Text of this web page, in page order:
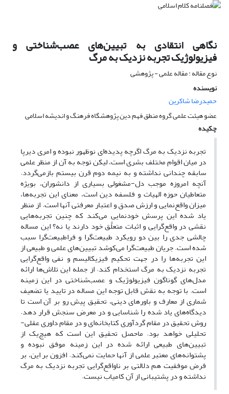
نگاهی انتقادی به تبیین‌های عصب‌شناختی و
فیزیولوژیک تجربه نزدیک به مرگ
نوع مقاله : مقاله علمی - پژوهشی
نویسنده
حمیدرضا شاکرین
عضو هیئت علمی گروه منطق فهم دین پژوهشگاه فرهنگ و اندیشه اسلامی
چکیده
تجربه نزدیک به مرگ اگرچه پدیدهای نوظهور نبوده و امری دیرپا
در میان اقوام مختلف بشری است، لیکن توجه به آن از منظر علمی
سابقه چندانی نداشته و به نیمه دوم قرن بیستم بازمیگردد.
آنچه امروزه موجب دل-مشغولی بسیاری از دانشوران، بویژه
متعاطیان حوزه الهیات و فلسفه دین است، معنای این تجربهها،
میزان واقعنمایی و ارزش صدق و اعتبار معرفتی آنها است. از منظر
یاد شده این پرسش خودنمایی میکند که چنین تجربههایی
نقشی در واقعگرایی و اثبات متعلَّق خود دارند یا نه؟ این مساله
چالشی جدی را بین دو رویکرد طبیعتگرا و فراطبیعتگرا سبب
شده است. جریان طبیعتگرا میکوشد تبیینهای علمی و طبیعی از
این تجربهها را در جهت تحکیم فیزیکالیسم و نفی واقعگرایی
تجربه نزدیک به مرگ استخدام کند. از جمله این تلاش‌ها ارائه
مدل‌های گوناگون فیزیولوژیک و عصبشناختی در این زمینه
است. با توجه به نقش قابل توجه این مساله در تایید یا تضعیف
شماری از معارف و باورهای دینی، تحقیق پیش رو بر آن است تا
دیدگاه‌های یاد شده را شناسایی و در معرض سنجش قرار دهد.
روش تحقیق در مقام گردآوری کتابخانهای و در مقام داوری عقلی-
تحلیلی خواهد بود. ماحصل تحقیق این است که هیچیک از
تبیینهای طبیعی ارائه شده در این زمینه موفق نبوده و
پشتوانههای معتبر علمی از آنها حمایت نمیکند. افزون بر این، بر
فرض موفقیت هم دلالتی بر ناواقعگرایی تجربه نزدیک به مرگ
نداشته و در پشتیبانی از آن کامیاب نیست.